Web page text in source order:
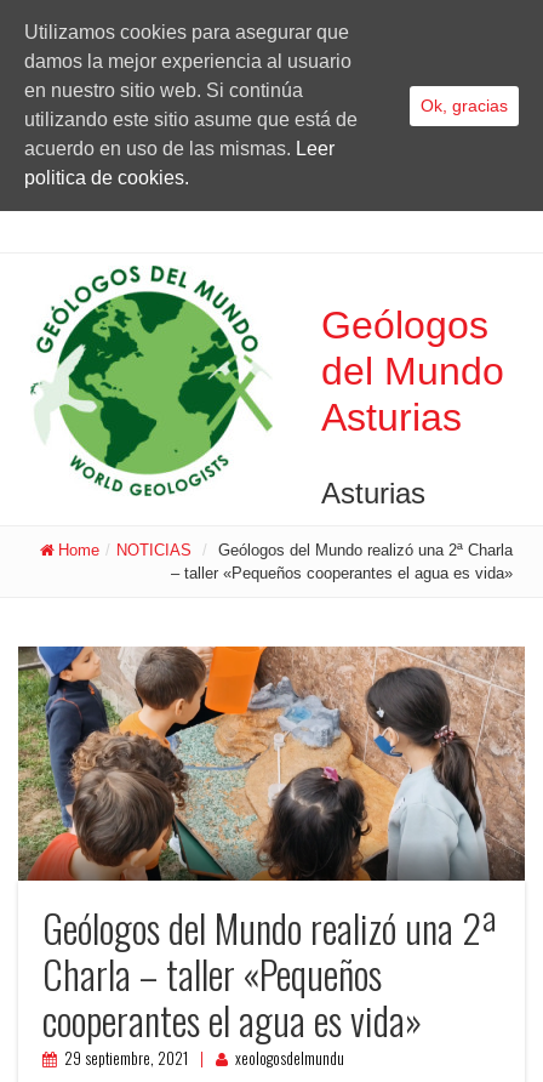
Geólogos
del Mundo
Asturias
Asturias
Home / NOTICIAS /
Geólogos del Mundo realizó una 2ª Charla
– taller «Pequeños cooperantes el agua es vida»
Geólogos del Mundo realizó una 2ª
Charla – taller «Pequeños
cooperantes el agua es vida»
29 septiembre, 2021 xeologosdelmundu
Utilizamos cookies para asegurar que
damos la mejor experiencia al usuario
en nuestro sitio web. Si continúa
utilizando este sitio asume que está de
acuerdo en uso de las mismas. Leer
politica de cookies.
Ok, gracias